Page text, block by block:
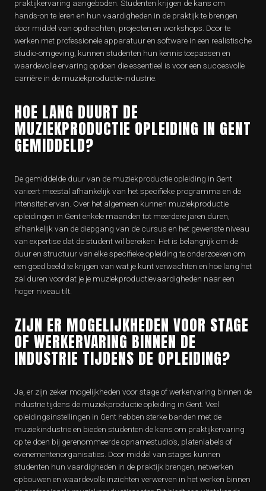
praktijkervaring aangeboden. Studenten krijgen de kans om
hands-on te leren en hun vaardigheden in de praktijk te brengen
door middel van opdrachten, projecten en workshops. Door te
werken met professionele apparatuur en software in een realistische
studio-omgeving, kunnen studenten hun kennis toepassen en
waardevolle ervaring opdoen die essentieel is voor een succesvolle
carrière in de muziekproductie-industrie.
HOE LANG DUURT DE
MUZIEKPRODUCTIE OPLEIDING IN GENT
GEMIDDELD?
De gemiddelde duur van de muziekproductie opleiding in Gent
varieert meestal afhankelijk van het specifieke programma en de
intensiteit ervan. Over het algemeen kunnen muziekproductie
opleidingen in Gent enkele maanden tot meerdere jaren duren,
afhankelijk van de diepgang van de cursus en het gewenste niveau
van expertise dat de student wil bereiken. Het is belangrijk om de
duur en structuur van elke specifieke opleiding te onderzoeken om
een goed beeld te krijgen van wat je kunt verwachten en hoe lang het
zal duren voordat je je muziekproductievaardigheden naar een
hoger niveau tilt.
ZIJN ER MOGELIJKHEDEN VOOR STAGE
OF WERKERVARING BINNEN DE
INDUSTRIE TIJDENS DE OPLEIDING?
Ja, er zijn zeker mogelijkheden voor stage of werkervaring binnen de
industrie tijdens de muziekproductie opleiding in Gent. Veel
opleidingsinstellingen in Gent hebben sterke banden met de
muziekindustrie en bieden studenten de kans om praktijkervaring
op te doen bij gerenommeerde opnamestudio’s, platenlabels of
evenementenorganisaties. Door middel van stages kunnen
studenten hun vaardigheden in de praktijk brengen, netwerken
opbouwen en waardevolle inzichten verwerven in het werken binnen